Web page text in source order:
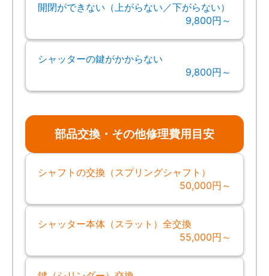
開閉ができない（上がらない／下がらない）
9,800円～
シャッターの鍵がかからない
9,800円～
部品交換・その他修理費用目安
シャフトの交換（スプリングシャフト）
50,000円～
シャッター本体（スラット）全交換
55,000円～